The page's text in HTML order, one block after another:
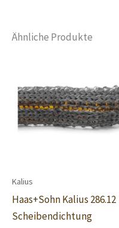
Ähnliche Produkte
Kalius
Haas+Sohn Kalius 286.12
Scheibendichtung